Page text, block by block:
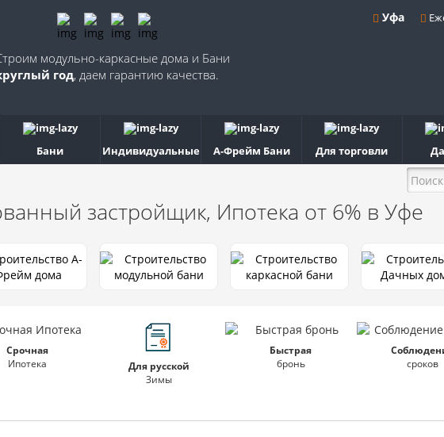
Уфа
модульно-каркасные дома и Бани
год, даем гарантию качества.
Бани Индивидуальные А-Фрейм Бани Для торговли
застройщик, Ипотека от 6% в Уфе
Срочная
Ипотека
Для русской
Зимы
Быстрая
бронь
сроков